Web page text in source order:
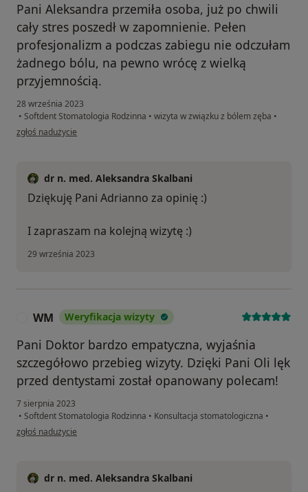
Pani Aleksandra przemiła osoba, już po chwili
cały stres poszedł w zapomnienie. Pełen
profesjonalizm a podczas zabiegu nie odczułam
żadnego bólu, na pewno wrócę z wielką
przyjemnością.
28 września 2023
• Softdent Stomatologia Rodzinna • wizyta w związku z bólem zęba •
w opinii użytkownika Adrianna
zgłoś nadużycie
dr n. med. Aleksandra Skalbani
Dziękuję Pani Adrianno za opinię :)
I zapraszam na kolejną wizytę :)
29 września 2023
WM Weryfikacja wizyty
Pani Doktor bardzo empatyczna, wyjaśnia
szczegółowo przebieg wizyty. Dzięki Pani Oli lęk
przed dentystami został opanowany polecam!
7 sierpnia 2023
• Softdent Stomatologia Rodzinna • Konsultacja stomatologiczna •
w opinii użytkownika WM
zgłoś nadużycie
dr n. med. Aleksandra Skalbani